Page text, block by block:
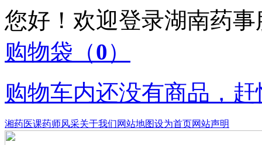
您好！欢迎登录湖南药
购物袋 （0）
购物车内还没有商品，
湘药医课药师风采关于我们网站地图设为首页网站声明